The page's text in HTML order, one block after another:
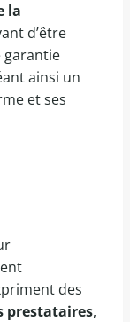
la
d’être
garantie
ainsi un
et ses
des
prestataires,